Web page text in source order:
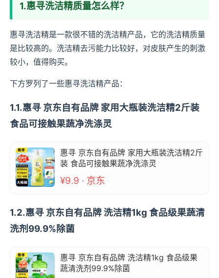
1.惠寻洗洁精质量怎么样？
惠寻洗洁精是一款很不错的洗洁精产品，它的洗洁精质量
是比较高的。洗洁精去污能力比较好，对皮肤产生的刺激
较小，值得购买。
下方罗列了一些惠寻洗洁精产品：
1.1.惠寻 京东自有品牌 家用大瓶装洗洁精2斤装
食品可接触果蔬净洗涤灵
惠寻 京东自有品牌 家用大瓶装洗洁精2斤
装 食品可接触果蔬净洗涤灵
¥9.9 · 京东
1.2.惠寻 京东自有品牌 洗洁精1kg 食品级果蔬清
洗剂99.9%除菌
惠寻 京东自有品牌 洗洁精1kg 食品级果
蔬清洗剂99.9%除菌